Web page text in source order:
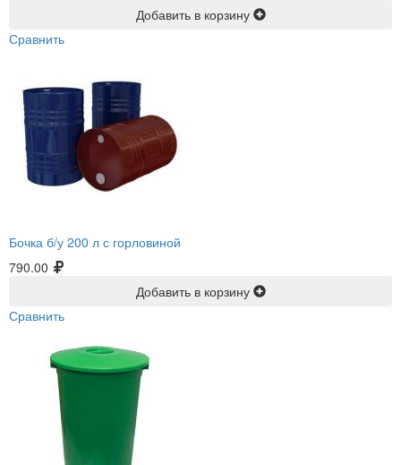
Добавить в корзину
Сравнить
Бочка б/у 200 л с горловиной
790.00
Добавить в корзину
Сравнить